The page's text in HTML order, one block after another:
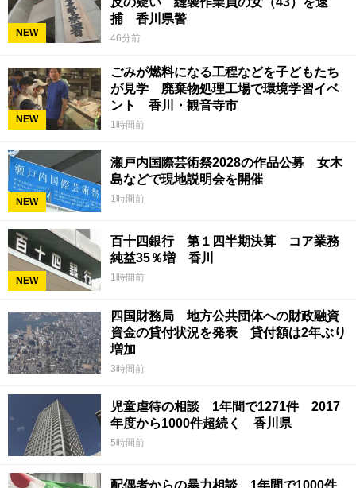
NEW
捕 香川県警
46分前
NEW
ごみが燃料になる工程などを子どもたち
が見学 廃棄物処理工場で環境学習イベ
ント 香川・観音寺市
1時間前
NEW
瀬戸内国際芸術祭2028の作品公募 女木
島などで現地説明会を開催
1時間前
NEW
百十四銀行 第１四半期決算 コア業務
純益35％増 香川
1時間前
四国財務局 地方公共団体への財政融資
資金の貸付状況を発表 貸付額は2年ぶり
増加
3時間前
児童虐待の相談 1年間で1271件 2017
年度から1000件超続く 香川県
5時間前
配偶者からの暴力相談 1年間で1000件